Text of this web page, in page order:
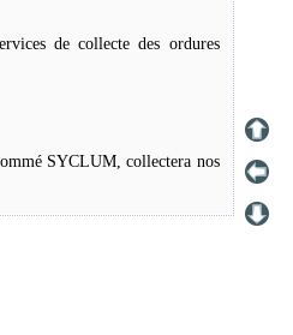
de collecte des ordures
SYCLUM, collectera nos